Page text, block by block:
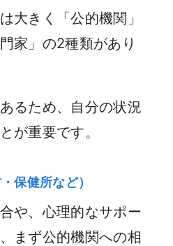
大きく「公的機関」
家」の2種類があり
るため、自分の状況
が重要です。
保健所など）
や、心理的なサポー
まず公的機関への相